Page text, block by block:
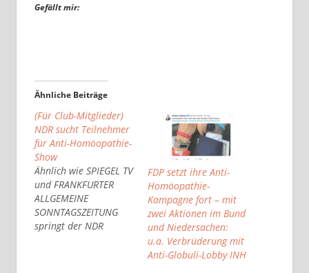
Gefällt mir:
Ähnliche Beiträge
(Für Club-Mitglieder)
NDR sucht Teilnehmer
für Anti-Homöopathie-
Show
Ähnlich wie SPIEGEL TV
und FRANKFURTER
ALLGEMEINE
SONNTAGSZEITUNG
springt der NDR
FDP setzt ihre Anti-
Homöopathie-
Kampagne fort – mit
zwei Aktionen im Bund
und Niedersachen:
u.a. Verbrüderung mit
Anti-Globuli-Lobby INH